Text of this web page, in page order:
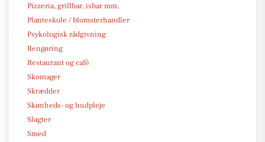
Pizzeria, grillbar, isbar mm.
Planteskole / blomsterhandler
Psykologisk rådgivning
Rengøring
Restaurant og café
Skomager
Skrædder
Skønheds- og hudpleje
Slagter
Smed